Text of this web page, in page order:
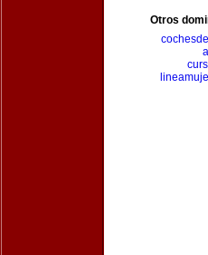
Otros